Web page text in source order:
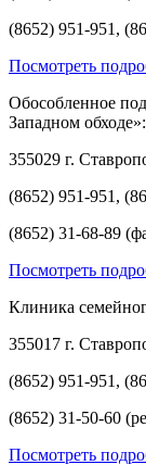
(8652) 951-951,
Посмотреть
Обособленное
Западном обходе»:
355029 г.
(8652) 951-951,
(8652) 31-68-89
Посмотреть
Клиника
355017 г.
(8652) 951-951,
(8652) 31-50-60
Посмотреть